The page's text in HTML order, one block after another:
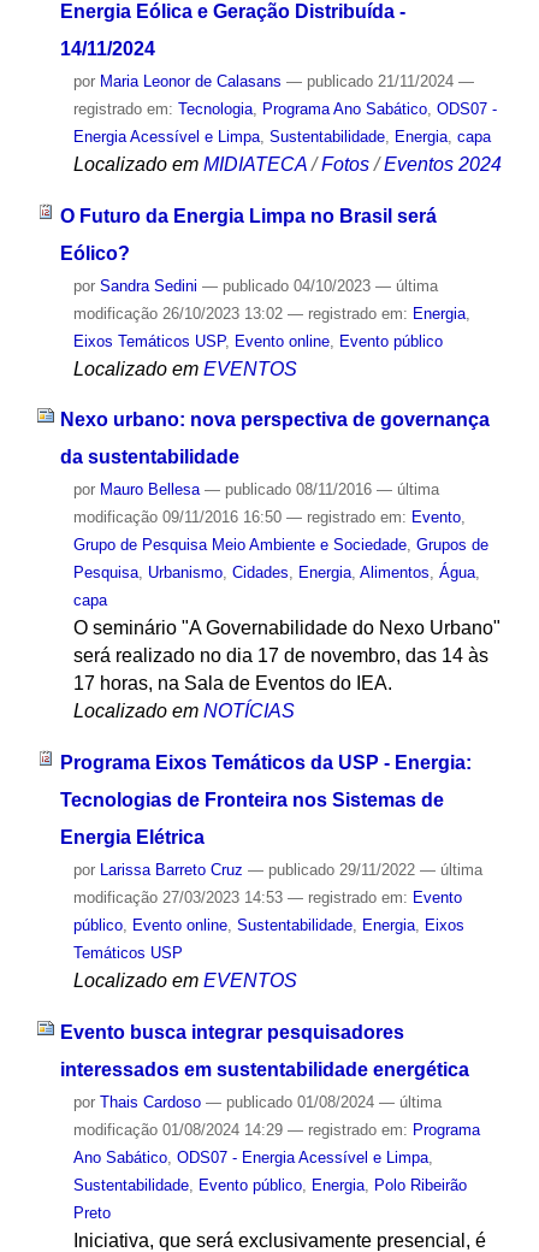
Energia Eólica e Geração Distribuída -
14/11/2024
por Maria Leonor de Calasans — publicado21/11/2024 —
registrado em: Tecnologia, Programa Ano Sabático, ODS07 -
Energia Acessível e Limpa, Sustentabilidade, Energia, capa
Localizado em MIDIATECA /Fotos /Eventos 2024
O Futuro da Energia Limpa no Brasil será
Eólico?
por Sandra Sedini — publicado04/10/2023 — última
modificação26/10/2023 13:02 — registrado em: Energia,
Eixos Temáticos USP, Evento online, Evento público
Localizado em EVENTOS
Nexo urbano: nova perspectiva de governança
da sustentabilidade
por Mauro Bellesa — publicado08/11/2016 — última
modificação09/11/2016 16:50 — registrado em: Evento,
Grupo de Pesquisa Meio Ambiente e Sociedade, Grupos de
Pesquisa, Urbanismo, Cidades, Energia, Alimentos, Água,
capa
O seminário "A Governabilidade do Nexo Urbano"
será realizado no dia 17 de novembro, das 14 às
17 horas, na Sala de Eventos do IEA.
Localizado em NOTÍCIAS
Programa Eixos Temáticos da USP - Energia:
Tecnologias de Fronteira nos Sistemas de
Energia Elétrica
por Larissa Barreto Cruz — publicado29/11/2022 — última
modificação27/03/2023 14:53 — registrado em: Evento
público, Evento online, Sustentabilidade, Energia, Eixos
Temáticos USP
Localizado em EVENTOS
Evento busca integrar pesquisadores
interessados em sustentabilidade energética
por Thais Cardoso — publicado01/08/2024 — última
modificação01/08/2024 14:29 — registrado em: Programa
Ano Sabático, ODS07 - Energia Acessível e Limpa,
Sustentabilidade, Evento público, Energia,
Polo Ribeirão
Preto
Iniciativa, que será exclusivamente presencial, é